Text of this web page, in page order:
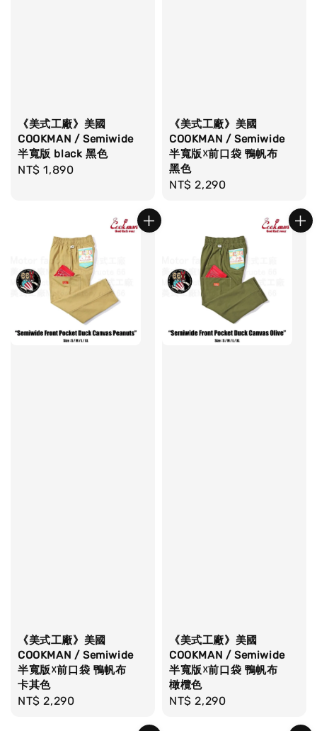
《美式工廠》美國
COOKMAN / Semiwide
半寬版 black 黑色
Regular
NT$ 1,890
《美式工廠》美國
COOKMAN / Semiwide
半寬版☓前口袋 鴨帆布
黑色
Regular
NT$ 2,290
《美式工廠》美國
COOKMAN / Semiwide
半寬版☓前口袋 鴨帆布
卡其色
Regular
NT$ 2,290
《美式工廠》美國
COOKMAN / Semiwide
半寬版☓前口袋 鴨帆布
橄欖色
Regular
NT$ 2,290